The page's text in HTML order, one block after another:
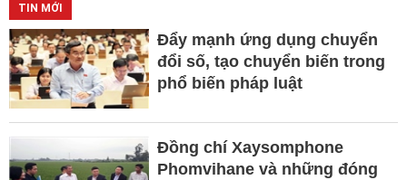
TIN MỚI
Đẩy mạnh ứng dụng chuyển
đổi số, tạo chuyển biến trong
phổ biến pháp luật
Đồng chí Xaysomphone
Phomvihane và những đóng